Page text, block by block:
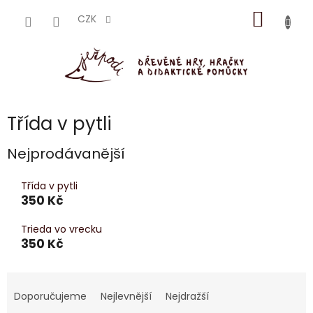
CZK
KOŠÍK
Třída v pytli
Nejprodávanější
Třída v pytli
350 Kč
Trieda vo vrecku
350 Kč
aDoporučujeme Nejlevnější
Nejdražší